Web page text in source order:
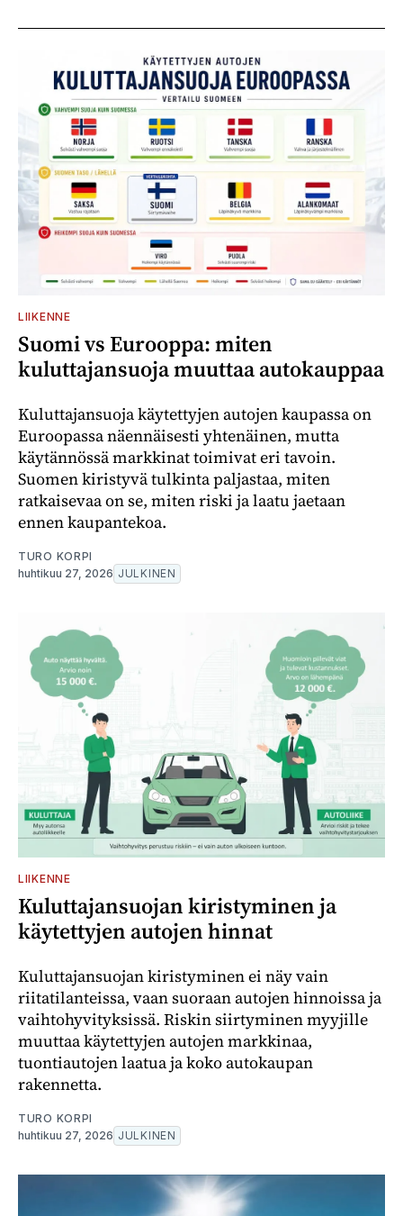
LIIKENNE
Suomi vs Eurooppa: miten
kuluttajansuoja muuttaa autokauppaa
Kuluttajansuoja käytettyjen autojen kaupassa on
Euroopassa näennäisesti yhtenäinen, mutta
käytännössä markkinat toimivat eri tavoin.
Suomen kiristyvä tulkinta paljastaa, miten
ratkaisevaa on se, miten riski ja laatu jaetaan
ennen kaupantekoa.
TURO KORPI
huhtikuu 27, 2026 JULKINEN
LIIKENNE
Kuluttajansuojan kiristyminen ja
käytettyjen autojen hinnat
Kuluttajansuojan kiristyminen ei näy vain
riitatilanteissa, vaan suoraan autojen hinnoissa ja
vaihtohyvityksissä. Riskin siirtyminen myyjille
muuttaa käytettyjen autojen markkinaa,
tuontiautojen laatua ja koko autokaupan
rakennetta.
TURO KORPI
huhtikuu 27, 2026 JULKINEN